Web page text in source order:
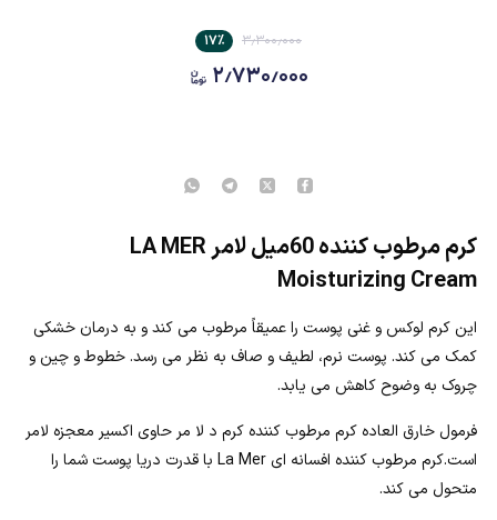
۳٫۳۰۰٫۰۰۰ ۱۷٪
۲٫۷۳۰٫۰۰۰
کرم مرطوب کننده 60میل لامر LA MER
Moisturizing Cream
این کرم لوکس و غنی پوست را عمیقاً مرطوب می کند و به درمان خشکی
کمک می کند. پوست نرم، لطیف و صاف به نظر می رسد. خطوط و چین و
چروک به وضوح کاهش می یابد.
فرمول خارق العاده کرم مرطوب کننده کرم د لا مر حاوی اکسیر معجزه لامر
است.کرم مرطوب کننده افسانه ای La Mer با قدرت دریا پوست شما را
متحول می کند.